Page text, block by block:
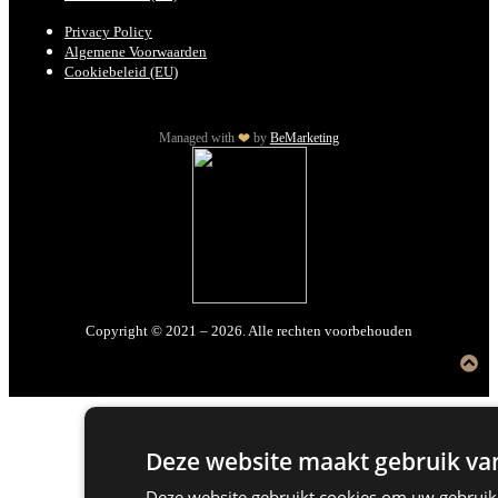
Privacy Policy
Algemene Voorwaarden
Cookiebeleid (EU)
Managed with by BeMarketing
Copyright © 2021 – 2026. Alle rechten voorbehouden
Deze website maakt gebruik